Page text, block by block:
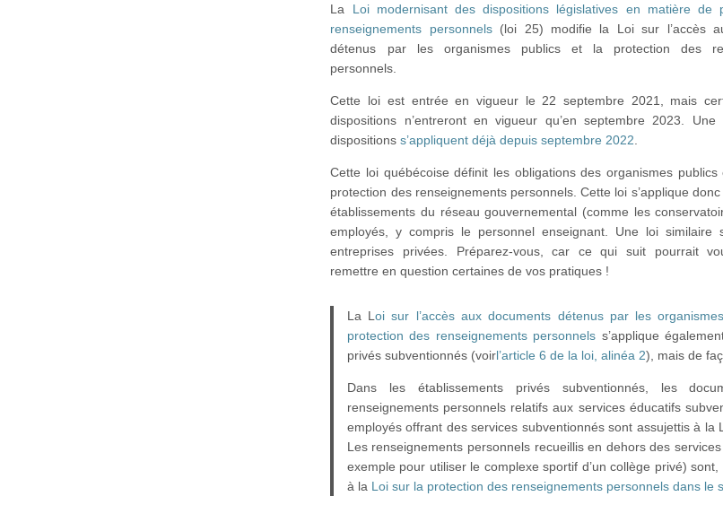
La Loi modernisant des dispositions législatives en matière de
renseignements personnels(loi 25) modifie la Loi sur l’accès
détenus par les organismes publics et la protection des
personnels.
Cette loi est entrée en vigueur le 22 septembre 2021, mais
dispositions n’entreront en vigueur qu’en septembre 2023.
dispositionss’appliquent déjà depuis septembre 2022
Cette loi québécoise définit les obligations des organismes publics
protection des renseignements personnels. Cette loi s’applique
établissements du réseau gouvernemental (comme les
employés, y compris le personnel enseignant. Une loi similaire
entreprises privées. Préparez-vous, car ce qui suit pourrait
remettre en question certaines de vos pratiques !
La L oi sur l’accès aux documents détenus par les
protection des renseignements personnels s’applique
privés subventionnés (voirl’article 6 de la loi, alinéa 2), mais de
Dans les établissements privés subventionnés, les
renseignements personnels relatifs aux services éducatifs
employés offrant des services subventionnés sont assujettis à la
Les renseignements personnels recueillis en dehors des
exemple pour utiliser le complexe sportif d’un collège privé)
à la Loi sur la protection des renseignements personnels dans le